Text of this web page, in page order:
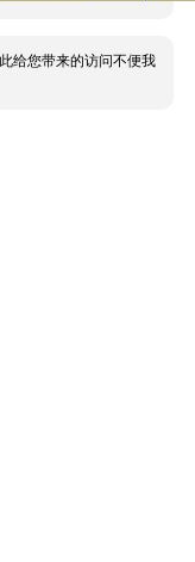
给您带来的访问不便我